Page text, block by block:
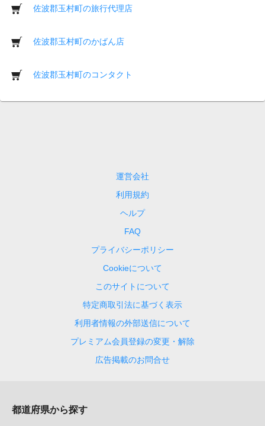
佐波郡玉村町の旅行代理店
佐波郡玉村町のかばん店
佐波郡玉村町のコンタクト
運営会社
利用規約
ヘルプ
FAQ
プライバシーポリシー
Cookieについて
このサイトについて
特定商取引法に基づく表示
利用者情報の外部送信について
プレミアム会員登録の変更・解除
広告掲載のお問合せ
都道府県から探す